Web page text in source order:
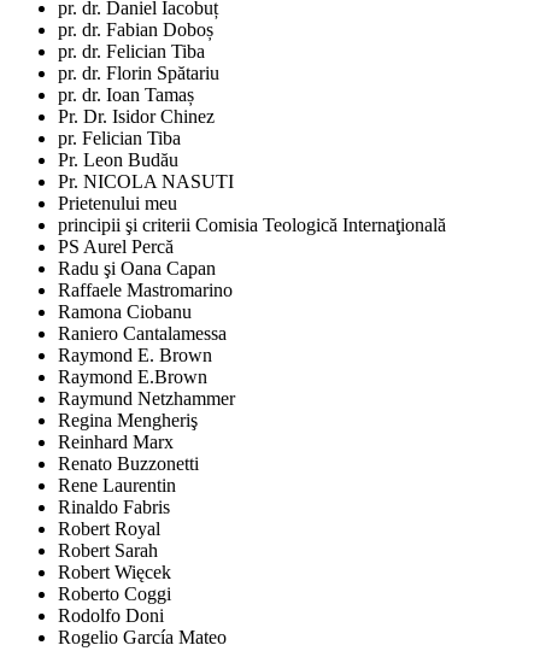
pr. dr. Daniel Iacobuț
pr. dr. Fabian Doboș
pr. dr. Felician Tiba
pr. dr. Florin Spătariu
pr. dr. Ioan Tamaș
Pr. Dr. Isidor Chinez
pr. Felician Tiba
Pr. Leon Budău
Pr. NICOLA NASUTI
Prietenului meu
principii şi criterii Comisia Teologică Internaţională
PS Aurel Percă
Radu şi Oana Capan
Raffaele Mastromarino
Ramona Ciobanu
Raniero Cantalamessa
Raymond E. Brown
Raymond E.Brown
Raymund Netzhammer
Regina Mengheriş
Reinhard Marx
Renato Buzzonetti
Rene Laurentin
Rinaldo Fabris
Robert Royal
Robert Sarah
Robert Więcek
Roberto Coggi
Rodolfo Doni
Rogelio García Mateo